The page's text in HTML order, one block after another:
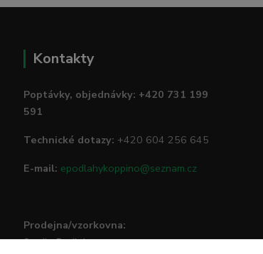
Kontakty
Poptávky, objednávky: +420 731 199
591
Technické dotazy: +420 604 256 645
E-mail: epodlahykoppino@seznam.cz
Prodejna/vzorkovna:
Studio Podlah